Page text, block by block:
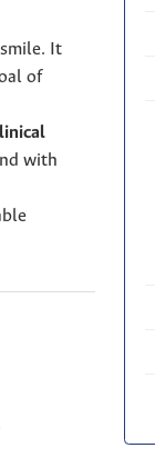
It
of
with